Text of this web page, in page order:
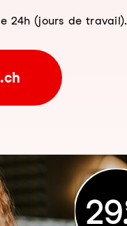
24h (jours de travail).